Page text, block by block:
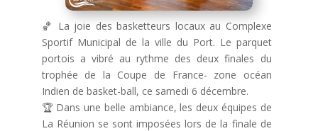
🏀 La joie des basketteurs locaux au Complexe
Sportif Municipal de la ville du Port. Le parquet
portois a vibré au rythme des deux finales du
trophée de la Coupe de France- zone océan
Indien de basket-ball, ce samedi 6 décembre.
🏆 Dans une belle ambiance, les deux équipes de
La Réunion se sont imposées lors de la finale de